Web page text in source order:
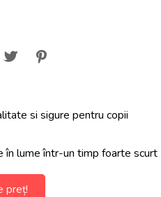
si sigure pentru copii
în lume într-un timp foarte scurt
preț!